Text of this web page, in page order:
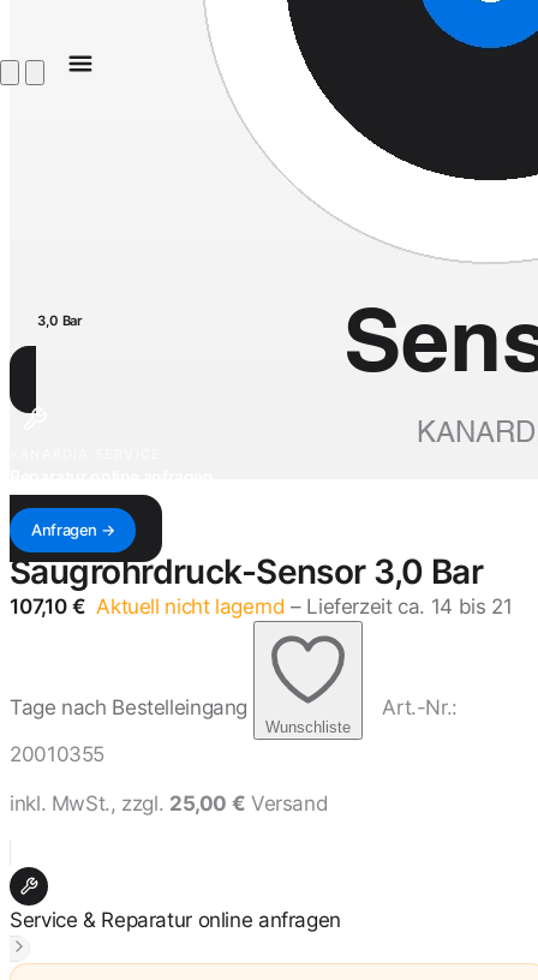
3,0 Bar
Antwort innerhalb von 1–3 Werktagen — mit Kostenvoranschlag & Versandadresse.
Anfragen →
Saugrohrdruck-Sensor 3,0 Bar
107,10 € Aktuell nicht lagernd – Lieferzeit ca. 14 bis 21
Tage nach Bestelleingang
Wunschliste
Art.-Nr.:
20010355
inkl. MwSt., zzgl. 25,00 € Versand
Service & Reparatur online anfragen